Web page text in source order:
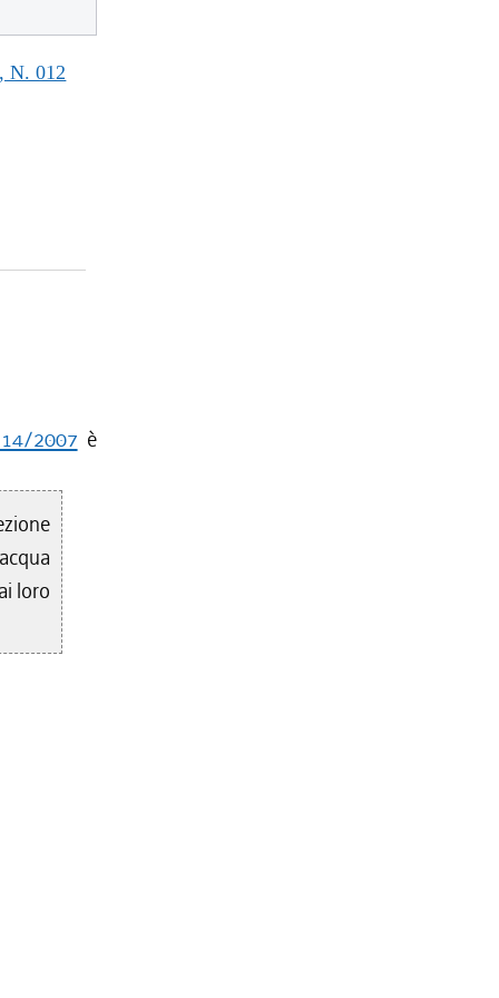
N. 012
2007 è
loro